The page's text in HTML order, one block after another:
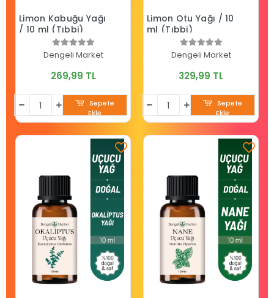
Limon Kabuğu Yağı
/ 10 ml (Tıbbi)
Dengeli Market
269,99 TL
Sepete
Ekle
Limon Otu Yağı / 10
ml (Tıbbi)
Dengeli Market
329,99 TL
Sepete
Ekle